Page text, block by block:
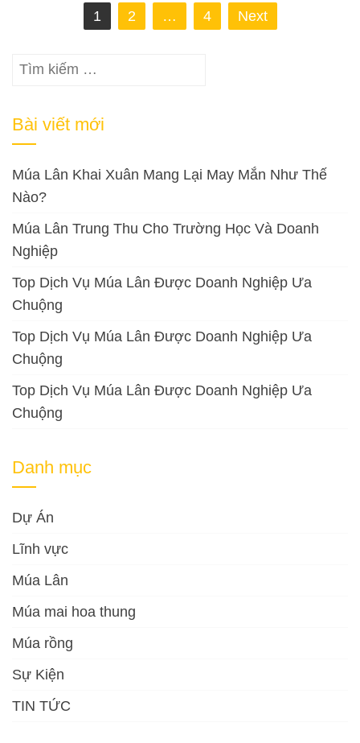
bài
1 2 … 4 Next
Tìm
Bài viết mới
Múa Lân Khai Xuân Mang Lại May Mắn Như Thế
Nào?
Múa Lân Trung Thu Cho Trường Học Và Doanh
Nghiệp
Top Dịch Vụ Múa Lân Được Doanh Nghiệp Ưa
Chuộng
Top Dịch Vụ Múa Lân Được Doanh Nghiệp Ưa
Chuộng
Top Dịch Vụ Múa Lân Được Doanh Nghiệp Ưa
Chuộng
Danh mục
Dự Án
Lĩnh vực
Múa Lân
Múa mai hoa thung
Múa rồng
Sự Kiện
TIN TỨC